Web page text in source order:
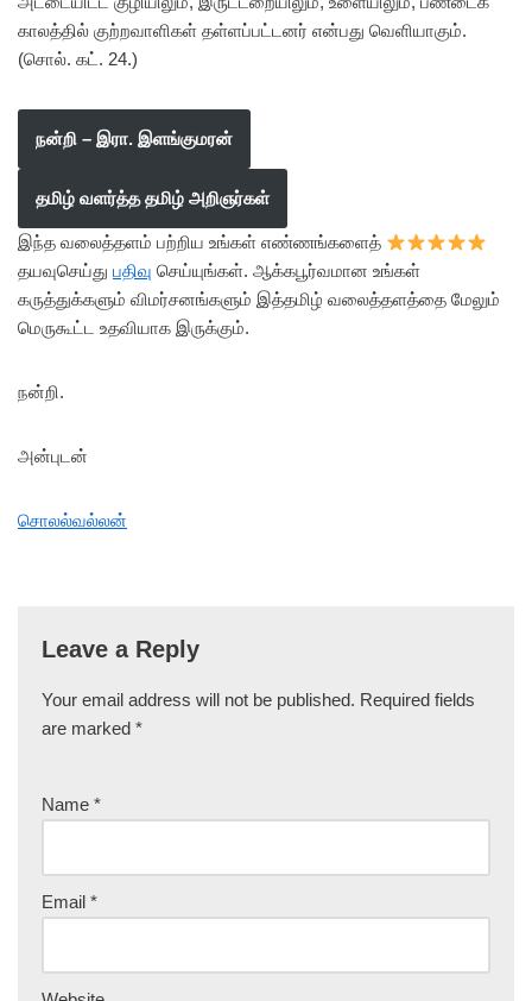
காலத்தில் குற்றவாளிகள் தள்ளப்பட்டனர் என்பது வெளியாகும்.
(சொல். கட். 24.)
நன்றி – இரா. இளங்குமரன்
தமிழ் வளர்த்த தமிழ் அறிஞர்கள்
இந்த வலைத்தளம் பற்றிய உங்கள் எண்ணங்களைத்
தயவுசெய்து பதிவு செய்யுங்கள். ஆக்கபூர்வமான உங்கள்
கருத்துக்களும் விமர்சனங்களும் இத்தமிழ் வலைத்தளத்தை மேலும்
மெருகூட்ட உதவியாக இருக்கும்.
நன்றி.
அன்புடன்
சொலல்வல்லன்
Leave a Reply
Your email address will not be published. Required fields
are marked *
Name *
Email *